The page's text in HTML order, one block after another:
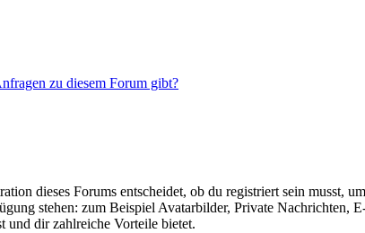
zu diesem Forum gibt?
dieses Forums entscheidet, ob du registriert sein musst,
stehen: zum Beispiel Avatarbilder, Private Nachrichten,
und dir zahlreiche Vorteile bietet.